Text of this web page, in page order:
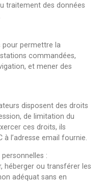
traitement des données
pour permettre la
commandées,
et mener des
disposent des droits
de limitation du
ces droits, ils
l’adresse email fournie.
:
héberger ou transférer les
adéquat sans en